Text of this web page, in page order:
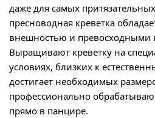
даже для самых
пресноводная креветка
внешностью и превосходными
Выращивают креветку на
условиях, близких к
достигает необходимых
профессионально
прямо в панцире.